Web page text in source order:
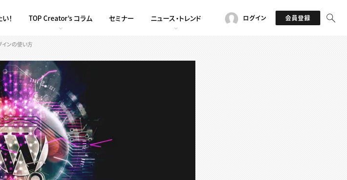
！ TOP Creator’s コラム セミナー ニュース・トレンド ログイン 会員登録
インの使い方